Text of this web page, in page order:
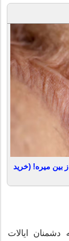
با این روش در 3 هفته از بین میره! (خرید
دشمنان ایالات